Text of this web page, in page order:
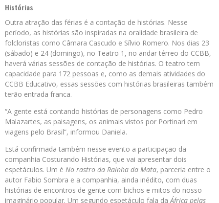
Histórias
Outra atração das férias é a contação de histórias. Nesse
período, as histórias são inspiradas na oralidade brasileira de
folcloristas como Câmara Cascudo e Sílvio Romero. Nos dias 23
(sábado) e 24 (domingo), no Teatro 1, no andar térreo do CCBB,
haverá várias sessões de contação de histórias. O teatro tem
capacidade para 172 pessoas e, como as demais atividades do
CCBB Educativo, essas sessões com histórias brasileiras também
terão entrada franca.
“A gente está contando histórias de personagens como Pedro
Malazartes, as paisagens, os animais vistos por Portinari em
viagens pelo Brasil”, informou Daniela.
Está confirmada também nesse evento a participação da
companhia Costurando Histórias, que vai apresentar dois
espetáculos. Um é No rastro da Rainha da Mata, parceria entre o
autor Fabio Sombra e a companhia, ainda inédito, com duas
histórias de encontros de gente com bichos e mitos do nosso
imaginário popular. Um segundo espetáculo fala daÁfrica pelas